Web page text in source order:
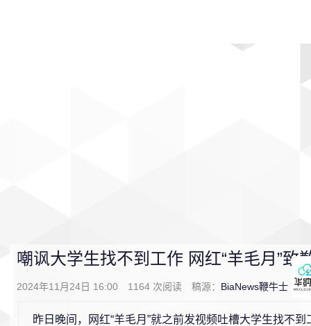
嘲讽大学生找不到工作 网红“羊毛月”致
2024年11月24日 16:00 1164 次阅读 稿源： BiaNews鞭牛士
昨日晚间，网红“羊毛月”就之前发视频吐槽大学生找不